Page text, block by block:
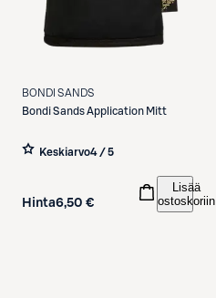
BONDI SANDS
Bondi SandsApplication Mitt
Keskiarvo4 / 5
Hinta6,50 €
Lisää
ostoskoriin